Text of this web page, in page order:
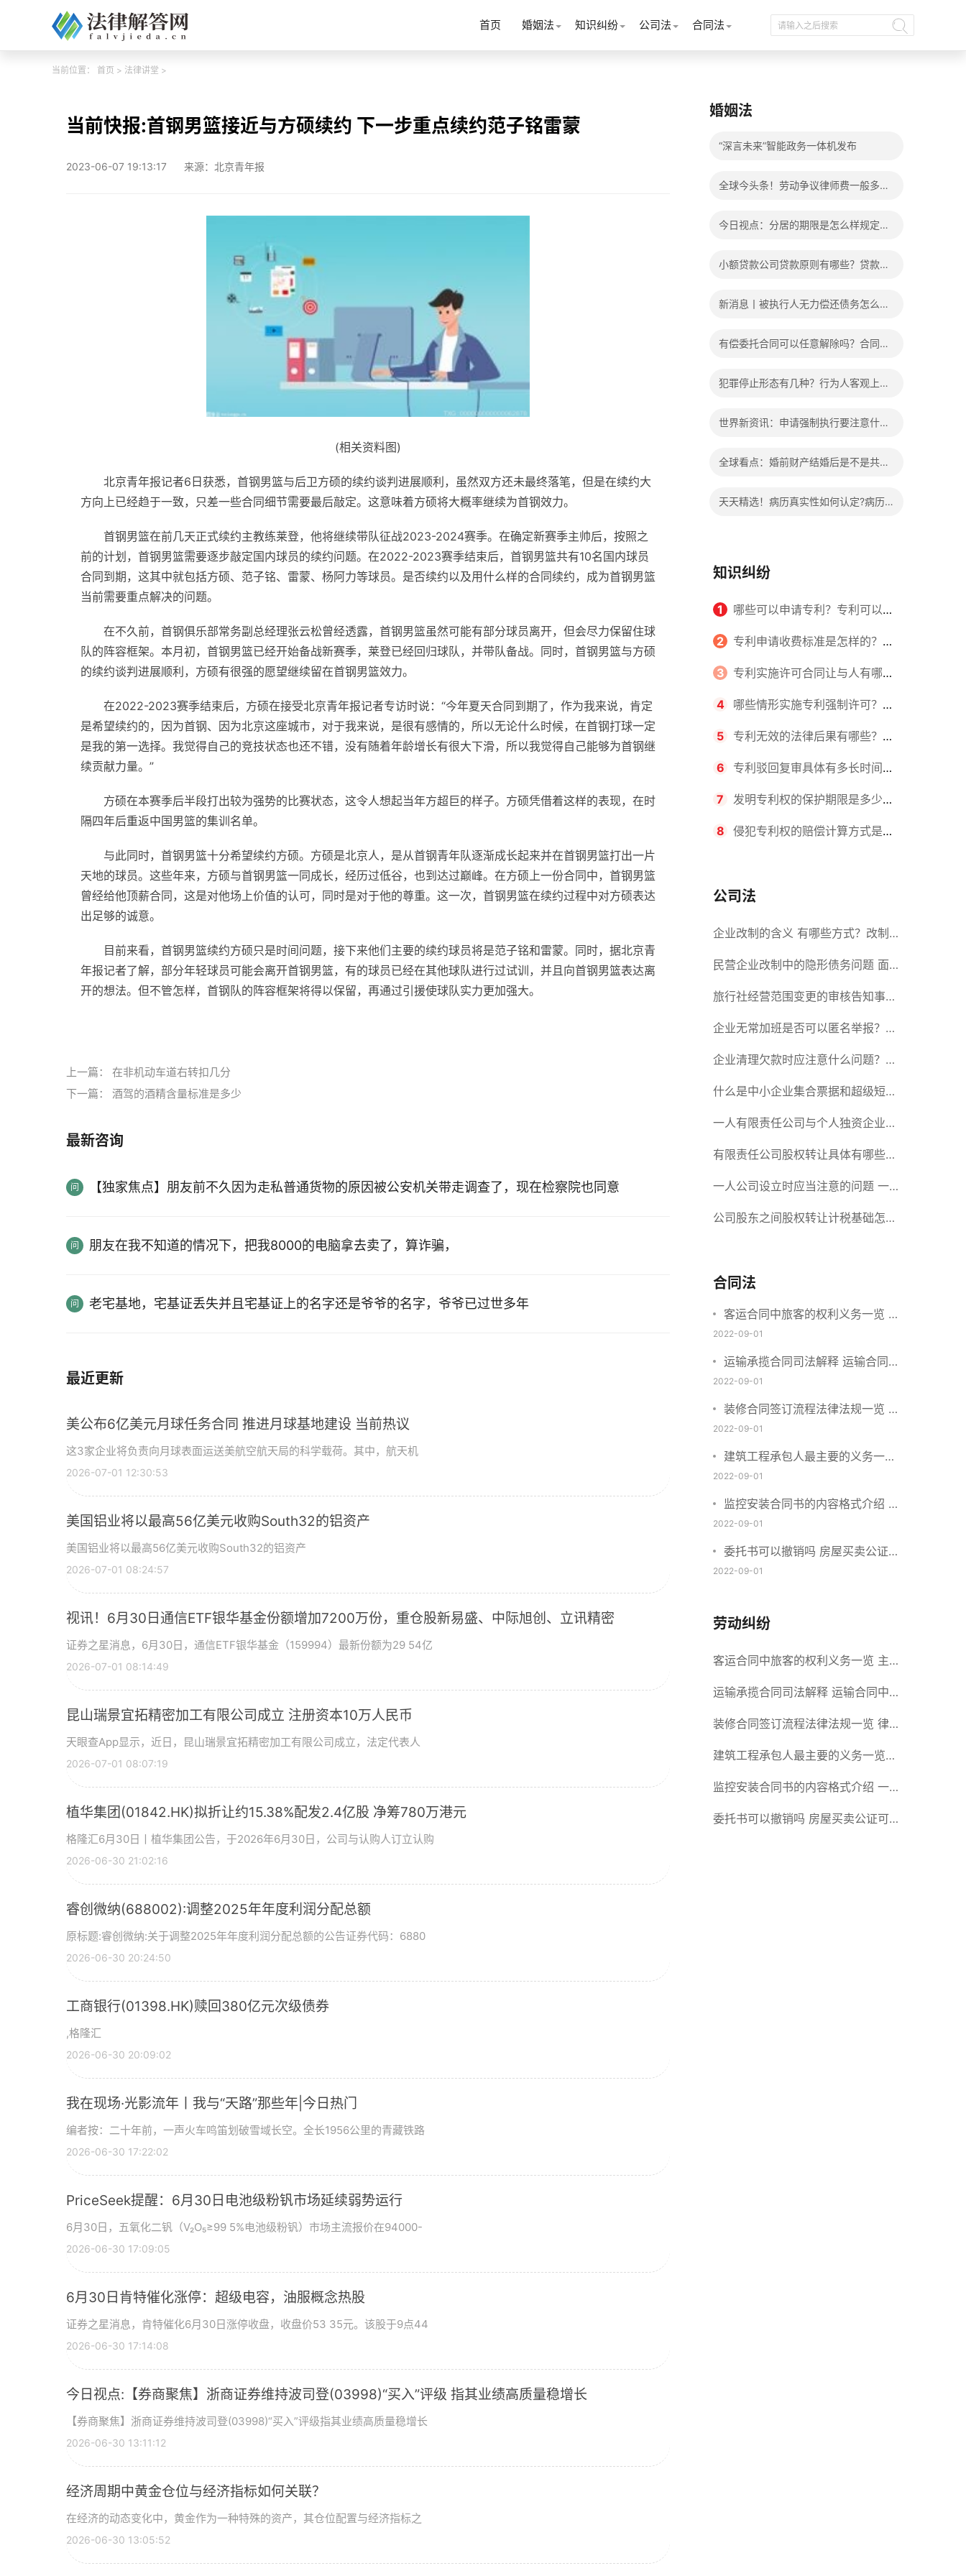
首页 婚姻法 知识纠纷 公司法 合同法
当前位置： 首页 > 法律讲堂 >
当前快报:首钢男篮接近与方硕续约 下一步重点续约范子铭雷蒙
2023-06-07 19:13:17 来源：北京青年报
(相关资料图)
北京青年报记者6日获悉，首钢男篮与后卫方硕的续约谈判进展顺利，虽然双方还未最终落笔，但是在续约大
方向上已经趋于一致，只差一些合同细节需要最后敲定。这意味着方硕将大概率继续为首钢效力。
首钢男篮在前几天正式续约主教练莱登，他将继续带队征战2023-2024赛季。在确定新赛季主帅后，按照之
前的计划，首钢男篮需要逐步敲定国内球员的续约问题。在2022-2023赛季结束后，首钢男篮共有10名国内球员
合同到期，这其中就包括方硕、范子铭、雷蒙、杨阿力等球员。是否续约以及用什么样的合同续约，成为首钢男篮
当前需要重点解决的问题。
在不久前，首钢俱乐部常务副总经理张云松曾经透露，首钢男篮虽然可能有部分球员离开，但会尽力保留住球
队的阵容框架。本月初，首钢男篮已经开始备战新赛季，莱登已经回归球队，并带队备战。同时，首钢男篮与方硕
的续约谈判进展顺利，方硕有很强的愿望继续留在首钢男篮效力。
在2022-2023赛季结束后，方硕在接受北京青年报记者专访时说：“今年夏天合同到期了，作为我来说，肯定
是希望续约的，因为首钢、因为北京这座城市，对于我来说，是很有感情的，所以无论什么时候，在首钢打球一定
是我的第一选择。我觉得自己的竞技状态也还不错，没有随着年龄增长有很大下滑，所以我觉得自己能够为首钢继
续贡献力量。”
方硕在本赛季后半段打出较为强势的比赛状态，这令人想起当年方超巨的样子。方硕凭借着这样的表现，在时
隔四年后重返中国男篮的集训名单。
与此同时，首钢男篮十分希望续约方硕。方硕是北京人，是从首钢青年队逐渐成长起来并在首钢男篮打出一片
天地的球员。这些年来，方硕与首钢男篮一同成长，经历过低谷，也到达过巅峰。在方硕上一份合同中，首钢男篮
曾经给他顶薪合同，这是对他场上价值的认可，同时是对于他的尊重。这一次，首钢男篮在续约过程中对方硕表达
出足够的诚意。
目前来看，首钢男篮续约方硕只是时间问题，接下来他们主要的续约球员将是范子铭和雷蒙。同时，据北京青
年报记者了解，部分年轻球员可能会离开首钢男篮，有的球员已经在其他球队进行过试训，并且向首钢男篮表达离
开的想法。但不管怎样，首钢队的阵容框架将得以保留，再通过引援使球队实力更加强大。
上一篇： 在非机动车道右转扣几分
下一篇： 酒驾的酒精含量标准是多少
最新咨询
【独家焦点】朋友前不久因为走私普通货物的原因被公安机关带走调查了，现在检察院也同意
朋友在我不知道的情况下，把我8000的电脑拿去卖了，算诈骗，
老宅基地，宅基证丢失并且宅基证上的名字还是爷爷的名字，爷爷已过世多年
最近更新
美公布6亿美元月球任务合同 推进月球基地建设 当前热议
这3家企业将负责向月球表面运送美航空航天局的科学载荷。其中，航天机
2026-07-01 12:30:53
美国铝业将以最高56亿美元收购South32的铝资产
美国铝业将以最高56亿美元收购South32的铝资产
2026-07-01 08:24:57
视讯！6月30日通信ETF银华基金份额增加7200万份，重仓股新易盛、中际旭创、立讯精密
证券之星消息，6月30日，通信ETF银华基金（159994）最新份额为29 54亿
2026-07-01 08:14:49
昆山瑞景宜拓精密加工有限公司成立 注册资本10万人民币
天眼查App显示，近日，昆山瑞景宜拓精密加工有限公司成立，法定代表人
2026-07-01 08:07:19
植华集团(01842.HK)拟折让约15.38%配发2.4亿股 净筹780万港元
格隆汇6月30日丨植华集团公告，于2026年6月30日，公司与认购人订立认购
2026-06-30 21:02:16
睿创微纳(688002):调整2025年年度利润分配总额
原标题:睿创微纳:关于调整2025年年度利润分配总额的公告证券代码：6880
2026-06-30 20:24:50
工商银行(01398.HK)赎回380亿元次级债券
,格隆汇
2026-06-30 20:09:02
我在现场·光影流年丨我与“天路”那些年|今日热门
编者按：二十年前，一声火车鸣笛划破雪域长空。全长1956公里的青藏铁路
2026-06-30 17:22:02
PriceSeek提醒：6月30日电池级粉钒市场延续弱势运行
6月30日，五氧化二钒（V₂O₅≥99 5%电池级粉钒）市场主流报价在94000-
2026-06-30 17:09:05
6月30日肯特催化涨停：超级电容，油服概念热股
证券之星消息，肯特催化6月30日涨停收盘，收盘价53 35元。该股于9点44
2026-06-30 17:14:08
今日视点:【券商聚焦】浙商证券维持波司登(03998)“买入”评级 指其业绩高质量稳增长
【券商聚焦】浙商证券维持波司登(03998)“买入”评级指其业绩高质量稳增长
2026-06-30 13:11:12
经济周期中黄金仓位与经济指标如何关联？
在经济的动态变化中，黄金作为一种特殊的资产，其仓位配置与经济指标之
2026-06-30 13:05:52
婚姻法
“深言未来”智能政务一体机发布
全球今头条！劳动争议律师费一般多少
今日视点：分居的期限是怎么样规定
小额贷款公司贷款原则有哪些？贷款不
新消息丨被执行人无力偿还债务怎么
有偿委托合同可以任意解除吗？合同无
犯罪停止形态有几种？行为人客观上实
世界新资讯：申请强制执行要注意什么
全球看点：婚前财产结婚后是不是共同
天天精选！病历真实性如何认定?病历
知识纠纷
1 哪些可以申请专利？专利可以同
时多个人一起申请吗？
2 专利申请收费标准是怎样的？申
请不同类型的专利所需要的钱不同
3 专利实施许可合同让与人有哪些
主要义务？专利实施许可合同与专利
许可合同有什么区别？
4 哪些情形实施专利强制许可？专
利强制许可的前提条件是什么？
5 专利无效的法律后果有哪些？专
利的无效情形有哪些？
6 专利驳回复审具体有多长时间？
哪些情况下专利申请可能被驳回？
7 发明专利权的保护期限是多少
年？非专利发明人是否有专利申请
8 侵犯专利权的赔偿计算方式是什
间？
公司法
企业改制的含义 有哪些方式？改制
后国企员工属于什么性质？
民营企业改制中的隐形债务问题 面
对隐形债务问题应该如何解决？
旅行社经营范围变更的审核告知事项
旅游业的发展现状和趋势
企业无常加班是否可以匿名举报？强
制加班公司没有加班费怎么办？
企业清理欠款时应注意什么问题？企
业短期借款需要注意哪些事项？
什么是中小企业集合票据和超级短期
融资券？一起来了解一下吧！
一人有限责任公司与个人独资企业的
区别 这些知识你都知道吗？
有限责任公司股权转让具体有哪些形
式？来了解下这五种形式
一人公司设立时应当注意的问题 一
人公司的特征
公司股东之间股权转让计税基础怎么
合什么要件？
合同法
客运合同中旅客的权利义务一览 主
要包括这些内容
2022-09-01
运输承揽合同司法解释 运输合同中
承运人的义务有哪些
2022-09-01
装修合同签订流程法律法规一览 律
师解答
2022-09-01
建筑工程承包人最主要的义务一览
承包合同内容介绍
2022-09-01
监控安装合同书的内容格式介绍 一
般包括这些条款
2022-09-01
委托书可以撤销吗 房屋买卖公证可
否撤销
2022-09-01
劳动纠纷
客运合同中旅客的权利义务一览 主
要包括这些内容
运输承揽合同司法解释 运输合同中
承运人的义务有哪些
装修合同签订流程法律法规一览 律
师解答
建筑工程承包人最主要的义务一览
承包合同内容介绍
监控安装合同书的内容格式介绍 一
般包括这些条款
委托书可以撤销吗 房屋买卖公证可